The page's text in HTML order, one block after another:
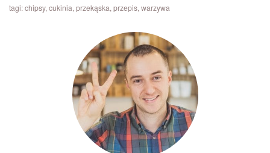
tagi:chipsy, cukinia, przekąska, przepis, warzywa